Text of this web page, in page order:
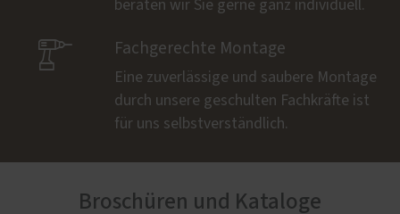
beraten wir Sie gerne ganz individuell.
 Fachgerechte Montage
Eine zuverlässige und saubere Montage
durch unsere geschulten Fachkräfte ist
für uns selbstverständlich.
Broschüren und Kataloge